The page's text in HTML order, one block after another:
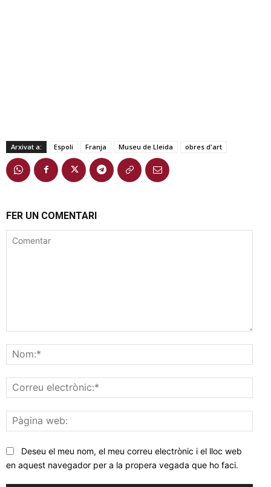
Arxivat a: Espoli Franja Museu de Lleida obres d'art
FER UN COMENTARI
web:
Deseu el meu nom, el meu correu electrònic i el lloc web
en aquest navegador per a la propera vegada que ho faci.